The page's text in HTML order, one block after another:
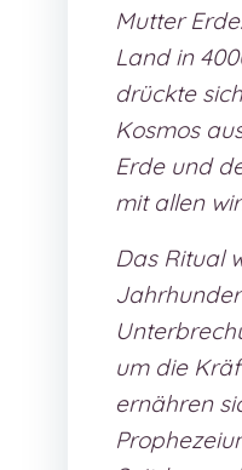
Mutter
Land in
drückte
Kosmos
Erde und
mit allen
Das Ritual
um die
ernähren